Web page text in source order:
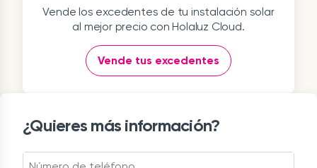
Vende los excedentes de tu instalación solar
al mejor precio con Holaluz Cloud.
Vende tus excedentes
¿Quieres más información?